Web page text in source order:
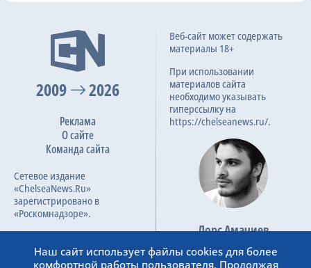
2009 2026
Реклама
О сайте
Команда сайта
Сетевое издание
«ChelseaNews.Ru»
зарегистрировано в
«Роскомнадзоре».
ФС 77 – 87138.
Веб-сайт может содержать
материалы 18+
При использовании
материалов сайта
необходимо указывать
гиперссылку на
https://chelseanews.ru/.
Лорс Амачиев
Основатель сайта
admin@chelseanews.ru
Наш сайт использует файлы cookies для более
комфортной работы пользователя. Продолжая